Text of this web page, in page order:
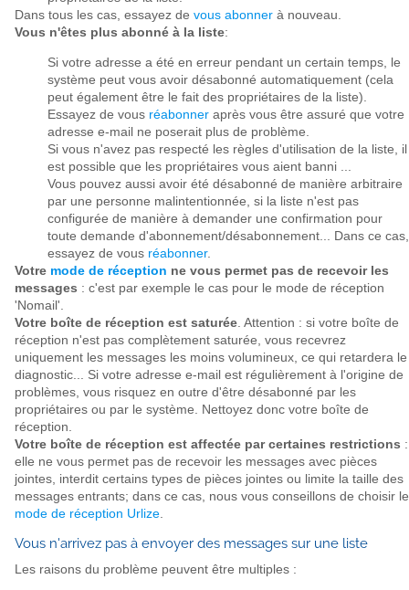
Dans tous les cas, essayez de vous abonner à nouveau.
Vous n'êtes plus abonné à la liste:
Si votre adresse a été en erreur pendant un certain temps, le
système peut vous avoir désabonné automatiquement (cela
peut également être le fait des propriétaires de la liste).
Essayez de vous réabonner après vous être assuré que votre
adresse e-mail ne poserait plus de problème.
Si vous n'avez pas respecté les règles d'utilisation de la liste, il
est possible que les propriétaires vous aient banni ...
Vous pouvez aussi avoir été désabonné de manière arbitraire
par une personne malintentionnée, si la liste n'est pas
configurée de manière à demander une confirmation pour
toute demande d'abonnement/désabonnement... Dans ce cas,
essayez de vous réabonner.
Votre mode de réception ne vous permet pas de recevoir les
messages : c'est par exemple le cas pour le mode de réception
'Nomail'.
Votre boîte de réception est saturée . Attention : si votre boîte de
réception n'est pas complètement saturée, vous recevrez
uniquement les messages les moins volumineux, ce qui retardera le
diagnostic... Si votre adresse e-mail est régulièrement à l'origine de
problèmes, vous risquez en outre d'être désabonné par les
propriétaires ou par le système. Nettoyez donc votre boîte de
réception.
Votre boîte de réception est affectée par certaines restrictions :
elle ne vous permet pas de recevoir les messages avec pièces
jointes, interdit certains types de pièces jointes ou limite la taille des
messages entrants; dans ce cas, nous vous conseillons de choisir le
mode de réception Urlize
Vous n'arrivez pas à envoyer des messages sur une liste
Les raisons du problème peuvent être multiples :